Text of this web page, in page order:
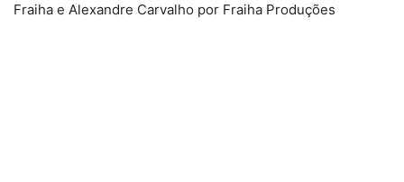
Fraiha e Alexandre Carvalho por Fraiha Produções